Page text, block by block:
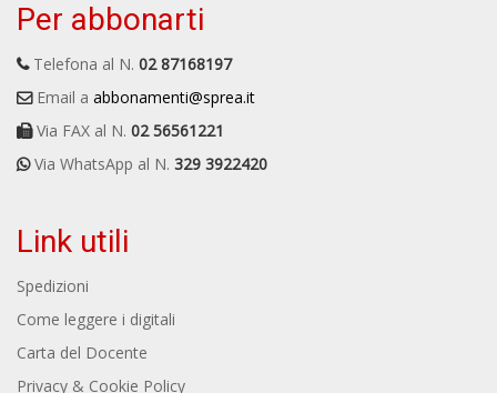
Per abbonarti
Telefona al N. 02 87168197
Email a abbonamenti@sprea.it
Via FAX al N. 02 56561221
Via WhatsApp al N. 329 3922420
Link utili
Spedizioni
Come leggere i digitali
Carta del Docente
Privacy & Cookie Policy